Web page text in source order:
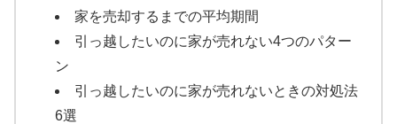
家を売却するまでの平均期間
引っ越したいのに家が売れない4つのパター
ン
引っ越したいのに家が売れないときの対処法
6選